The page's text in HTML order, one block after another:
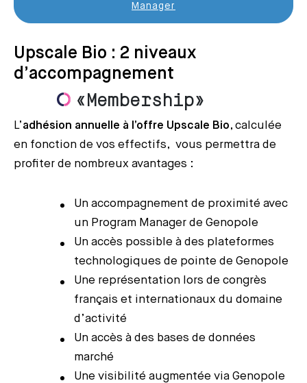
Manager
Upscale Bio : 2 niveaux
d’accompagnement
«Membership»
L’adhésion annuelle à l’offre Upscale Bio, calculée
en fonction de vos effectifs, vous permettra de
profiter de nombreux avantages :
Un accompagnement de proximité avec
un Program Manager de Genopole
Un accès possible à des plateformes
technologiques de pointe de Genopole
Une représentation lors de congrès
français et internationaux du domaine
d’activité
Un accès à des bases de données
marché
Une visibilité augmentée via Genopole